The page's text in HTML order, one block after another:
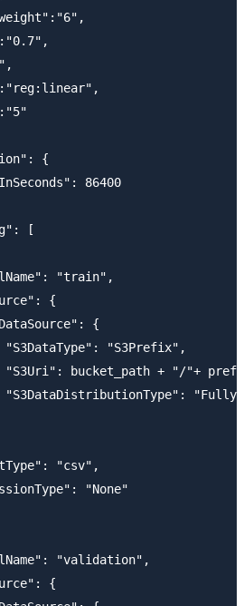
{
86400
[
"train",
{
{
"S3Prefix",
bucket_path + "/"+
"csv",
"None"
"validation",
{